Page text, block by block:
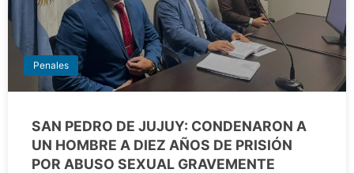
Penales
SAN PEDRO DE JUJUY: CONDENARON A
UN HOMBRE A DIEZ AÑOS DE PRISIÓN
POR ABUSO SEXUAL GRAVEMENTE